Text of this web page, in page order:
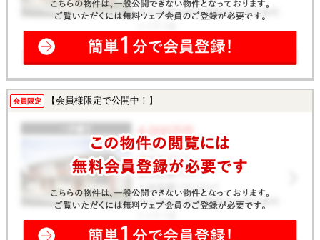
会員限定 【会員様限定で公開中！】